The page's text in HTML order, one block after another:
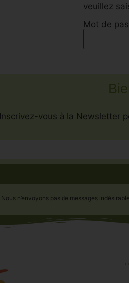
veuillez
Mot de
Inscrivez-vous à la Newsletter
Nous n’envoyons pas de messages